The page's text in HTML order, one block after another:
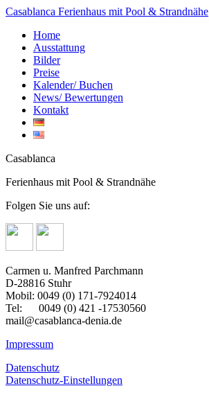
Casablanca Ferienhaus mit Pool & Strandnähe
Home
Ausstattung
Bilder
Preise
Kalender/ Buchen
News/ Bewertungen
Kontakt
Casablanca
Ferienhaus mit Pool & Strandnähe
Folgen Sie uns auf:
Carmen u. Manfred Parchmann
D-28816 Stuhr
Mobil: 0049 (0) 171-7924014
Tel: 0049 (0) 421 -17530560
mail@casablanca-denia.de
Impressum
Datenschutz
Datenschutz-Einstellungen